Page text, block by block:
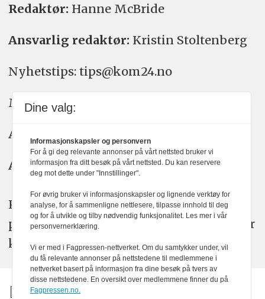
Redaktør: Hanne McBride
Ansvarlig redaktør: Kristin Stoltenberg
Nyhetstips: tips@kom24.no
Meninger: meninger@kom24.no
Annonse: annonse@watchmedia.no
Abonnement:kom24@watchmedia.no
KOM24 arbeider etter Vær Varsom-
plakatens regler for god presseskikk. Her
kan du lese mer omPFUsarbeid.
Dine valg:
Informasjonskapsler og personvern
For å gi deg relevante annonser på vårt nettsted bruker vi
informasjon fra ditt besøk på vårt nettsted. Du kan reservere
deg mot dette under "Innstillinger".
For øvrig bruker vi informasjonskapsler og lignende verktøy for
analyse, for å sammenligne nettlesere, tilpasse innhold til deg
og for å utvikle og tilby nødvendig funksjonalitet. Les mer i vår
personvernerklæring.
Vi er med i Fagpressen-nettverket. Om du samtykker under, vil
du få relevante annonser på nettstedene til medlemmene i
nettverket basert på informasjon fra dine besøk på tvers av
disse nettstedene. En oversikt over medlemmene finner du på
Fagpressen.no.